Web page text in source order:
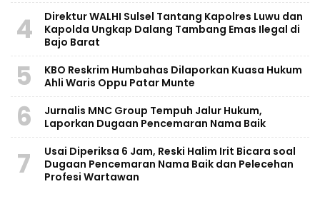
4
Direktur WALHI Sulsel Tantang Kapolres Luwu dan
Kapolda Ungkap Dalang Tambang Emas Ilegal di
Bajo Barat
5
KBO Reskrim Humbahas Dilaporkan Kuasa Hukum
Ahli Waris Oppu Patar Munte
6
Jurnalis MNC Group Tempuh Jalur Hukum,
Laporkan Dugaan Pencemaran Nama Baik
7
Usai Diperiksa 6 Jam, Reski Halim Irit Bicara soal
Dugaan Pencemaran Nama Baik dan Pelecehan
Profesi Wartawan